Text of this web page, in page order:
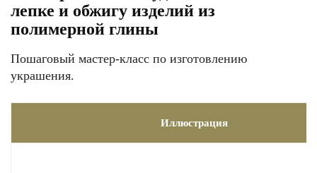
лепке и обжигу изделий из
полимерной глины
Пошаговый мастер-класс по изготовлению
украшения.
Иллюстрация